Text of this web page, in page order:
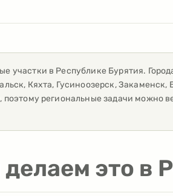
участки в Республике Бурятия.
Кяхта, Гусиноозерск, Закаменск,
поэтому региональные задачи можно
это в